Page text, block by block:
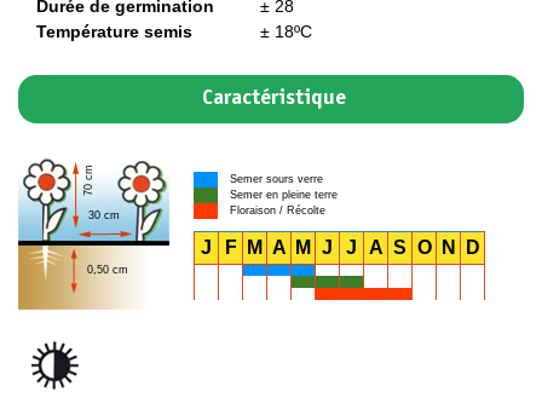
Durée de germination
± 28
Température semis
± 18ºC
Caractéristique
0,50 cm
70 cm
30 cm
Semer sours verre
Semer en pleine terre
Floraison / Récolte
J F M A M J J A S O N D